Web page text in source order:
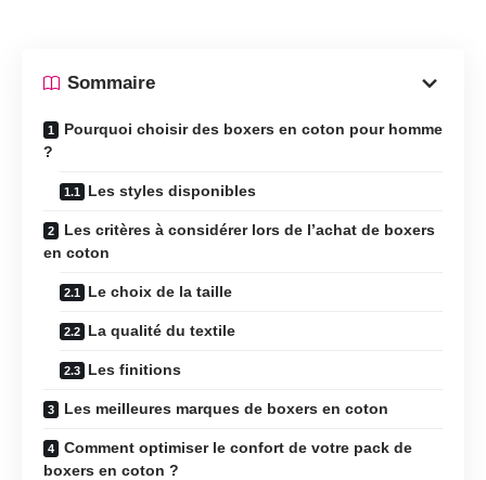
Sommaire
Pourquoi choisir des boxers en coton pour homme
?
Les styles disponibles
Les critères à considérer lors de l’achat de boxers
en coton
Le choix de la taille
La qualité du textile
Les finitions
Les meilleures marques de boxers en coton
Comment optimiser le confort de votre pack de
boxers en coton ?